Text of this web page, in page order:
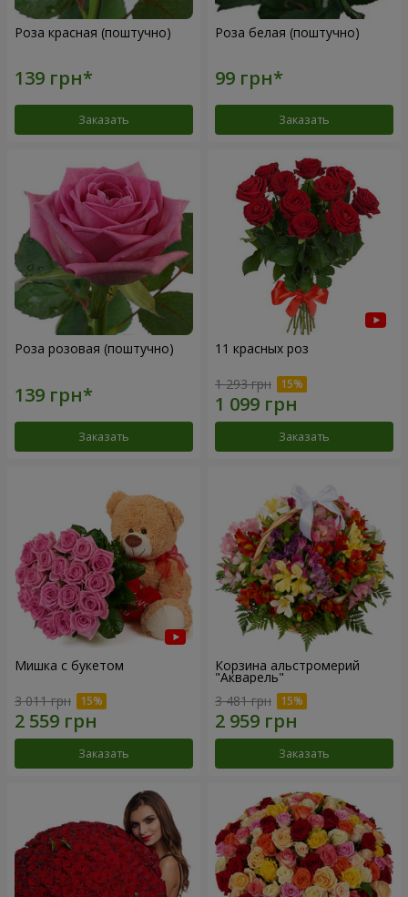
Роза красная (поштучно)
Заказать
Роза белая (поштучно)
Заказать
Роза розовая (поштучно)
Заказать
11 красных роз
1 293 грн
Заказать
Мишка с букетом
3 011 грн
Заказать
Корзина альстромерий
"Акварель"
3 481 грн
Заказать